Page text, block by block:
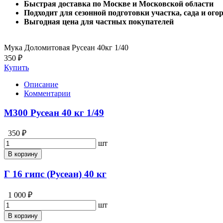
Быстрая доставка по Москве и Московской области
Подходит для сезонной подготовки участка, сада и
Выгодная цена для частных покупателей
Мука Доломитовая Русеан 40кг 1/40
350 ₽
Купить
Описание
Комментарии
М300 Русеан 40 кг 1/49
350 ₽
шт
В корзину
Г 16 гипс (Русеан) 40 кг
1 000 ₽
шт
В корзину